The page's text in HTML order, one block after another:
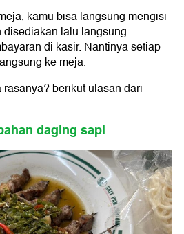
kamu bisa langsung mengisi
lalu langsung
di kasir. Nantinya setiap
ke meja.
berikut ulasan dari
daging sapi